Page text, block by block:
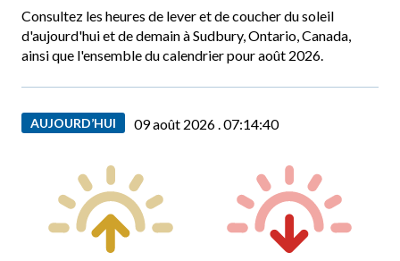
Consultez les heures de lever et de coucher du soleil
d'aujourd'hui et de demain à Sudbury, Ontario, Canada,
ainsi que l'ensemble du calendrier pour août 2026.
AUJOURD’HUI 09 août 2026 .07:14:41